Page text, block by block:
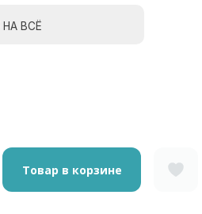
НА ВСЁ
Товар в корзине